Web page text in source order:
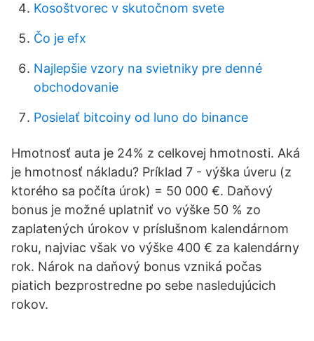
Kosoštvorec v skutočnom svete
Čo je efx
Najlepšie vzory na svietniky pre denné
obchodovanie
Posielať bitcoiny od luno do binance
Hmotnosť auta je 24% z celkovej hmotnosti. Aká
je hmotnosť nákladu? Príklad 7 - výška úveru (z
ktorého sa počíta úrok) = 50 000 €. Daňový
bonus je možné uplatniť vo výške 50 % zo
zaplatených úrokov v príslušnom kalendárnom
roku, najviac však vo výške 400 € za kalendárny
rok. Nárok na daňový bonus vzniká počas
piatich bezprostredne po sebe nasledujúcich
rokov.